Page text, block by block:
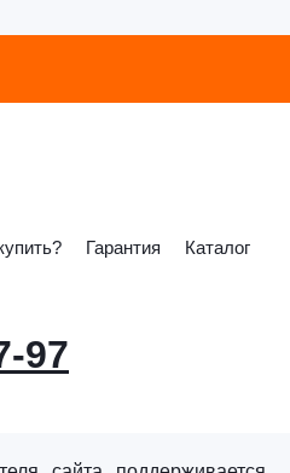
Гарантия Каталог
97